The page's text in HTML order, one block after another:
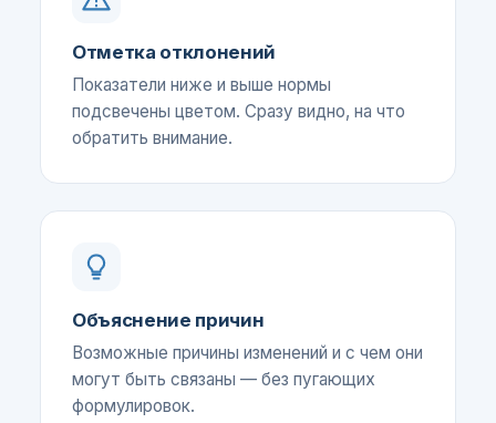
Отметка отклонений
Показатели ниже и выше нормы
подсвечены цветом. Сразу видно, на что
обратить внимание.
Объяснение причин
Возможные причины изменений и с чем они
могут быть связаны — без пугающих
формулировок.